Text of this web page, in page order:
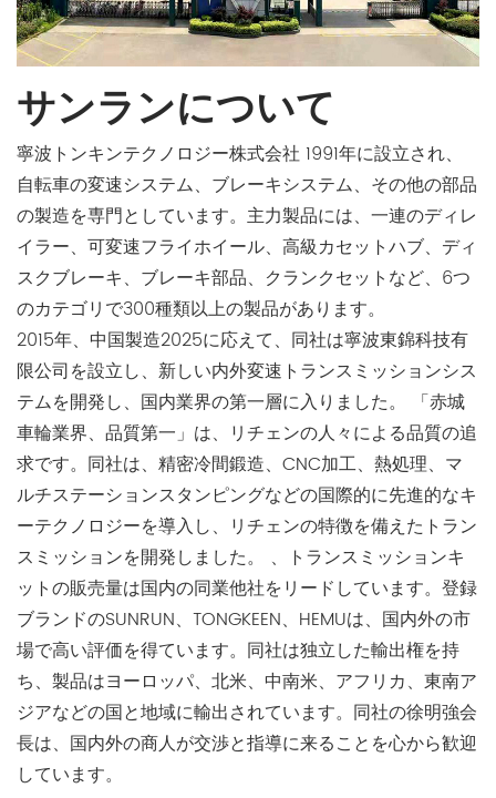
サンランについて
寧波トンキンテクノロジー株式会社 1991年に設立され、
自転車の変速システム、ブレーキシステム、その他の部品
の製造を専門としています。主力製品には、一連のディレ
イラー、可変速フライホイール、高級カセットハブ、ディ
スクブレーキ、ブレーキ部品、クランクセットなど、6つ
のカテゴリで300種類以上の製品があります。
2015年、中国製造2025に応えて、同社は寧波東錦科技有
限公司を設立し、新しい内外変速トランスミッションシス
テムを開発し、国内業界の第一層に入りました。 「赤城
車輪業界、品質第一」は、リチェンの人々による品質の追
求です。同社は、精密冷間鍛造、CNC加工、熱処理、マ
ルチステーションスタンピングなどの国際的に先進的なキ
ーテクノロジーを導入し、リチェンの特徴を備えたトラン
スミッションを開発しました。 、トランスミッションキ
ットの販売量は国内の同業他社をリードしています。登録
ブランドのSUNRUN、TONGKEEN、HEMUは、国内外の市
場で高い評価を得ています。同社は独立した輸出権を持
ち、製品はヨーロッパ、北米、中南米、アフリカ、東南ア
ジアなどの国と地域に輸出されています。同社の徐明強会
長は、国内外の商人が交渉と指導に来ることを心から歓迎
しています。